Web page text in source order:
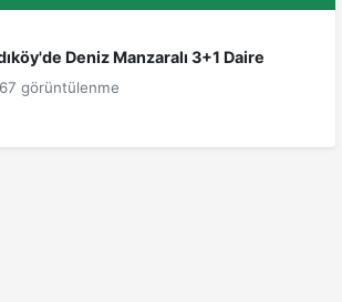
Deniz Manzaralı 3+1 Daire
görüntülenme